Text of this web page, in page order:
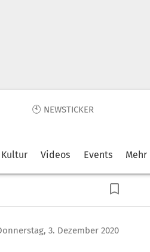
🕙 NEWSTICKER
Kultur Videos Events Mehr
3. Dezember 2020